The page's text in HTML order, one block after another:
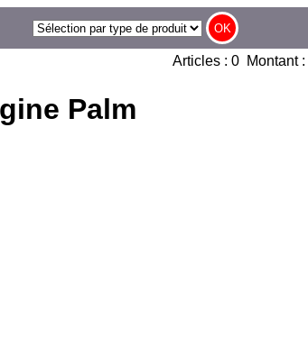
Articles : 0 Montant :
Palm